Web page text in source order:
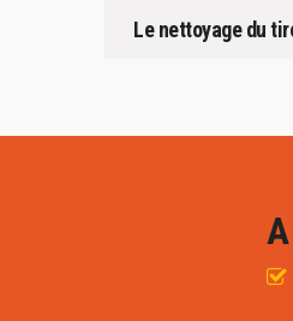
Le nettoyage du